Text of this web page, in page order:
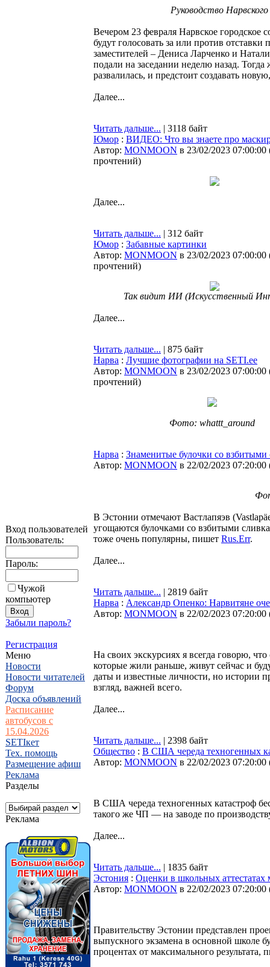
Вход пользователей
Пользователь:
Пароль:
Чужой
компьютер
Забыли пароль?
Регистрация
Меню
Новости
Новости читателей
Форум
Доска объявлений
Расписание
автобусов с
15.04.2026
SETIкет
Тех. помощь
Размещение афиш
Реклама
Разделы
Реклама
Руководство
Вечером 23 февраля Нарвское городское
будут голосовать за или против
заместителей – Дениса Ларченко и
подали на заседании неделю назад.
развалилась, и предстоит создавать
Далее...
Читать дальше... | 3118 байт
Юмор : ВИДЕО: Что вы знаете про
Автор: MONMOON в 23/02/2023 07:00:00
прочтений)
Далее...
Читать дальше... | 312 байт
Юмор : Забавные картинки
Автор: MONMOON в 23/02/2023 07:00:00
прочтений)
Так видит ИИ (Искусственный
Далее...
Читать дальше... | 875 байт
Нарва : Лучшие фотографии на SETI.ee
Автор: MONMOON в 23/02/2023 07:00:00
прочтений)
Фото: whattt_around
Нарва : Знаменитые булочки со
Автор: MONMOON в 22/02/2023 07:20:00
В Эстонии отмечают Вастлапяэв
угощаются булочками со взбитыми
тоже очень популярны, пишет Rus.Err.
Далее...
Читать дальше... | 2819 байт
Нарва : Александр Опенко: Нарвитяне
Автор: MONMOON в 22/02/2023 07:20:00
На своих экскурсиях я всегда говорю,
которые жили раньше, живут сейчас и
даты и известные личности, но истории
взгляд, важней всего.
Далее...
Читать дальше... | 2398 байт
Общество : В США череда техногенных
Автор: MONMOON в 22/02/2023 07:20:00
В США череда техногенных катастроф
такого же ЧП — на заводе по
Далее...
Читать дальше... | 1835 байт
Эстония : Оценки в школьных аттестатах
Автор: MONMOON в 22/02/2023 07:20:00
Правительству Эстонии представлен
выпускного экзамена в основной школе
процентах от максимального результата,